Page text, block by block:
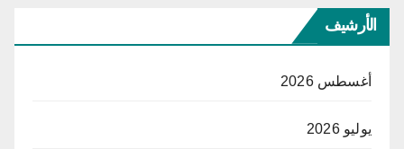
الأرشيف
أغسطس 2026
يوليو 2026